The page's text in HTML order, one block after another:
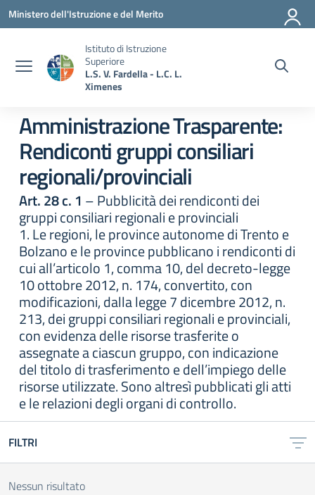
Vai ai contenuti
Vai al menu di navigazione
Vai al footer
Ministero dell'Istruzione e del Merito
Istituto di Istruzione
Superiore
L.S. V. Fardella - L.C. L.
Ximenes
Amministrazione Trasparente:
Rendiconti gruppi consiliari
regionali/provinciali
Art. 28 c. 1 – Pubblicità dei rendiconti dei
gruppi consiliari regionali e provinciali
1. Le regioni, le province autonome di Trento e
Bolzano e le province pubblicano i rendiconti di
cui all’articolo 1, comma 10, del decreto-legge
10 ottobre 2012, n. 174, convertito, con
modificazioni, dalla legge 7 dicembre 2012, n.
213, dei gruppi consiliari regionali e provinciali,
con evidenza delle risorse trasferite o
assegnate a ciascun gruppo, con indicazione
del titolo di trasferimento e dell’impiego delle
risorse utilizzate. Sono altresì pubblicati gli atti
e le relazioni degli organi di controllo.
FILTRI
Nessun risultato